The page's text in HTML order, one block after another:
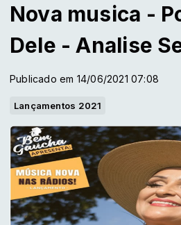
Nova musica -
Dele - Analise
Publicado em 14/06/2021 07:08
Lançamentos 2021